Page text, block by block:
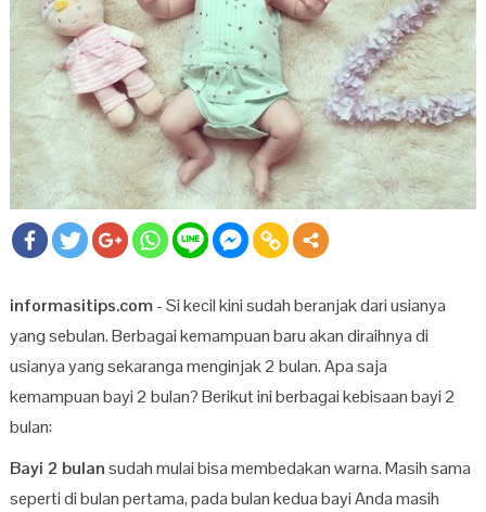
informasitips.com- Si kecil kini sudah beranjak dari usianya
yang sebulan. Berbagai kemampuan baru akan diraihnya di
usianya yang sekaranga menginjak 2 bulan. Apa saja
kemampuan bayi 2 bulan? Berikut ini berbagai kebisaan bayi 2
bulan:
Bayi 2 bulansudah mulai bisa membedakan warna. Masih sama
seperti di bulan pertama, pada bulan kedua bayi Anda masih